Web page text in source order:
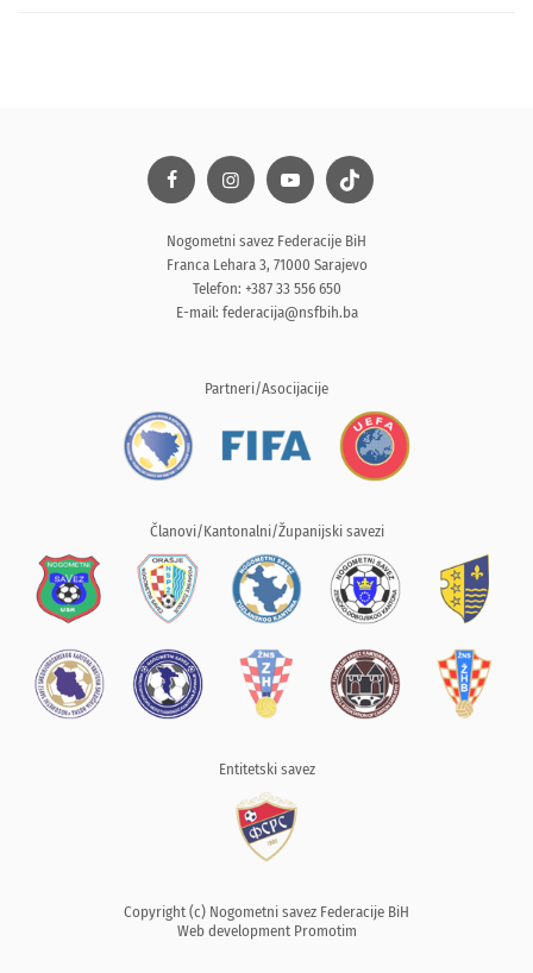
Nogometni savez Federacije BiH
Franca Lehara 3, 71000 Sarajevo
Telefon: +387 33 556 650
E-mail: federacija@nsfbih.ba
Partneri/Asocijacije
Članovi/Kantonalni/Županijski savezi
Entitetski savez
Copyright (c) Nogometni savez Federacije BiH
Web development Promotim